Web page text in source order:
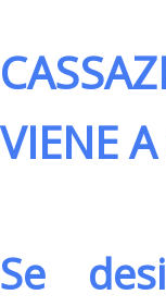
VIENE
Se